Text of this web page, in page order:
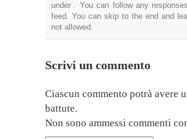
under . You can follow any
feed. You can skip to the end and
not allowed.
Scrivi un commento
Ciascun commento potrà avere
battute.
Non sono ammessi commenti